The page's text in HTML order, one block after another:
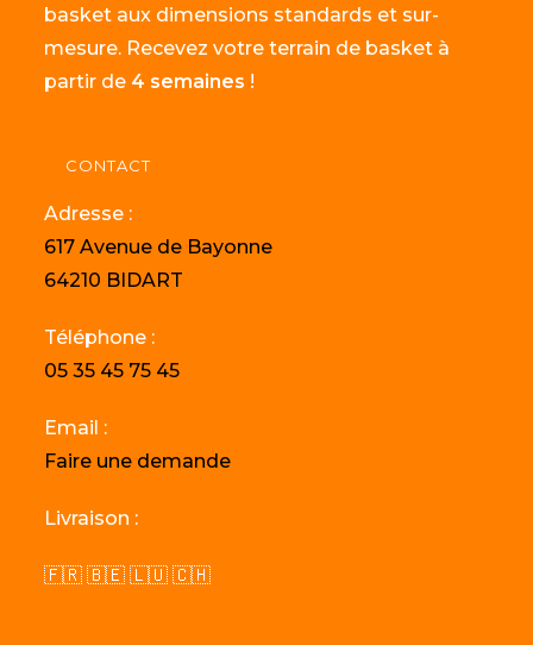
basket aux dimensions standards et sur-
mesure. Recevez votre terrain de basket à
partir de 4 semaines !
CONTACT
Adresse :
617 Avenue de Bayonne
64210 BIDART
Téléphone :
05 35 45 75 45
Email :
Faire une demande
Livraison :
🇫🇷 🇧🇪 🇱🇺 🇨🇭